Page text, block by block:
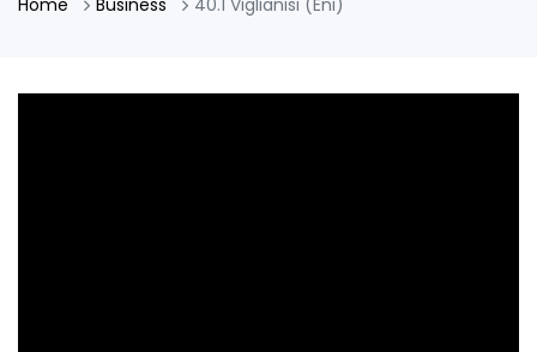
Home Business 40.1 Viglianisi (Eni)